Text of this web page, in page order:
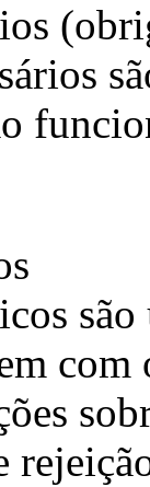
são
com